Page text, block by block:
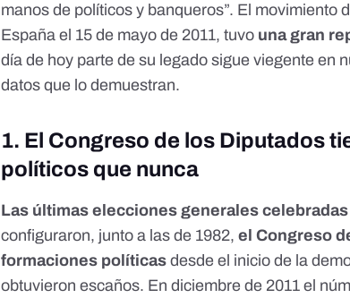
manos de políticos y banqueros”. El movimiento
España el 15 de mayo de 2011, tuvo una gran
día de hoy parte de su legado sigue viegente en
datos que lo demuestran.
1. El Congreso de los Diputados
políticos que nunca
Las últimas elecciones generales
configuraron, junto a las de 1982,el Congreso
formaciones políticasdesde el inicio de la
obtuvieron escaños. En diciembre de 2011 el